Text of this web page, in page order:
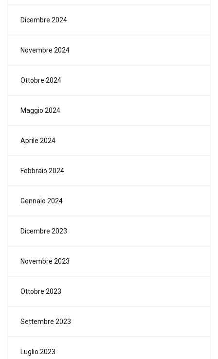
Dicembre 2024
Novembre 2024
Ottobre 2024
Maggio 2024
Aprile 2024
Febbraio 2024
Gennaio 2024
Dicembre 2023
Novembre 2023
Ottobre 2023
Settembre 2023
Luglio 2023